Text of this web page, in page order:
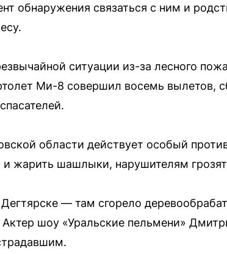
обнаружения связаться с ним и
ситуации из-за лесного
Ми-8 совершил восемь вылетов,
области действует особый
и жарить шашлыки, нарушителям
— там сгорело
Актер шоу «Уральские пельмени»